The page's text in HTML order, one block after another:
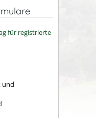
für registrierte
und